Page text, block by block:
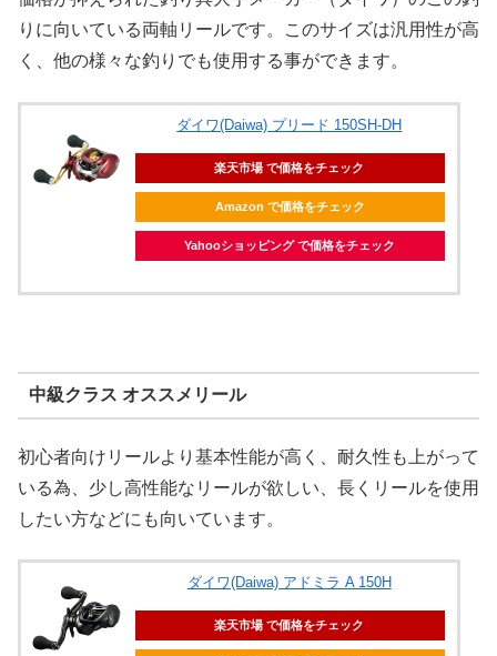
りに向いている両軸リールです。このサイズは汎用性が高
く、他の様々な釣りでも使用する事ができます。
ダイワ(Daiwa) プリード 150SH-DH
楽天市場 で価格をチェック
Amazon で価格をチェック
Yahooショッピング で価格をチェック
中級クラス オススメリール
初心者向けリールより基本性能が高く、耐久性も上がって
いる為、少し高性能なリールが欲しい、長くリールを使用
したい方などにも向いています。
ダイワ(Daiwa) アドミラ A 150H
楽天市場 で価格をチェック